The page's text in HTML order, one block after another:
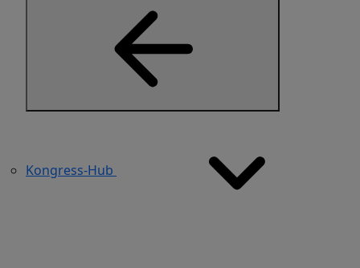
Kongress-Hub